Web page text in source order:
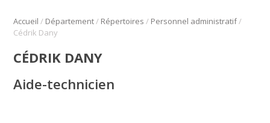
Accueil / Département/ Répertoires / Personnel administratif/
Cédrik Dany
CÉDRIK DANY
Aide-technicien